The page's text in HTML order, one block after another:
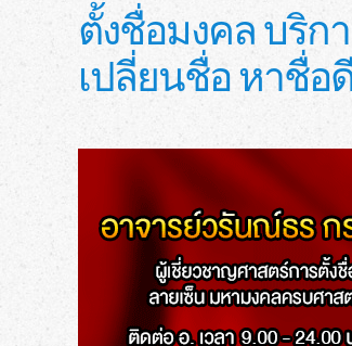
ตั้งชื่อมงคล บริก
เปลี่ยนชื่อ หาชื่อ